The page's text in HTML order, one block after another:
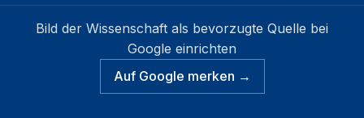
Bild der Wissenschaft als bevorzugte Quelle bei
Google einrichten
Auf Google merken →